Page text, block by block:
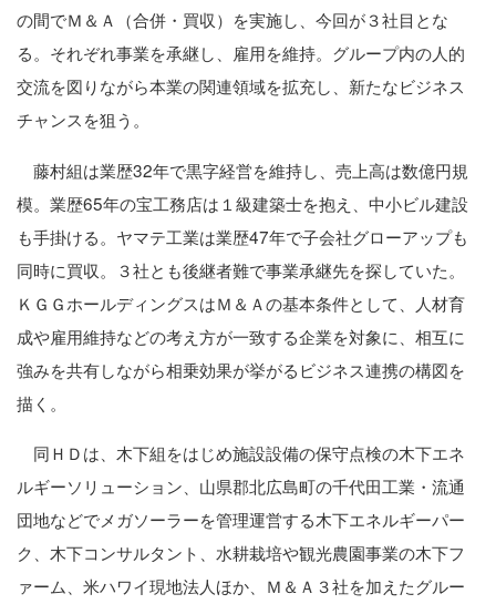
の間でＭ＆Ａ（合併・買収）を実施し、今回が３社目とな
る。それぞれ事業を承継し、雇用を維持。グループ内の人的
交流を図りながら本業の関連領域を拡充し、新たなビジネス
チャンスを狙う。
藤村組は業歴32年で黒字経営を維持し、売上高は数億円規
模。業歴65年の宝工務店は１級建築士を抱え、中小ビル建設
も手掛ける。ヤマテ工業は業歴47年で子会社グローアップも
同時に買収。３社とも後継者難で事業承継先を探していた。
ＫＧＧホールディングスはＭ＆Ａの基本条件として、人材育
成や雇用維持などの考え方が一致する企業を対象に、相互に
強みを共有しながら相乗効果が挙がるビジネス連携の構図を
描く。
同ＨＤは、木下組をはじめ施設設備の保守点検の木下エネ
ルギーソリューション、山県郡北広島町の千代田工業・流通
団地などでメガソーラーを管理運営する木下エネルギーパー
ク、木下コンサルタント、水耕栽培や観光農園事業の木下フ
ァーム、米ハワイ現地法人ほか、Ｍ＆Ａ３社を加えたグルー